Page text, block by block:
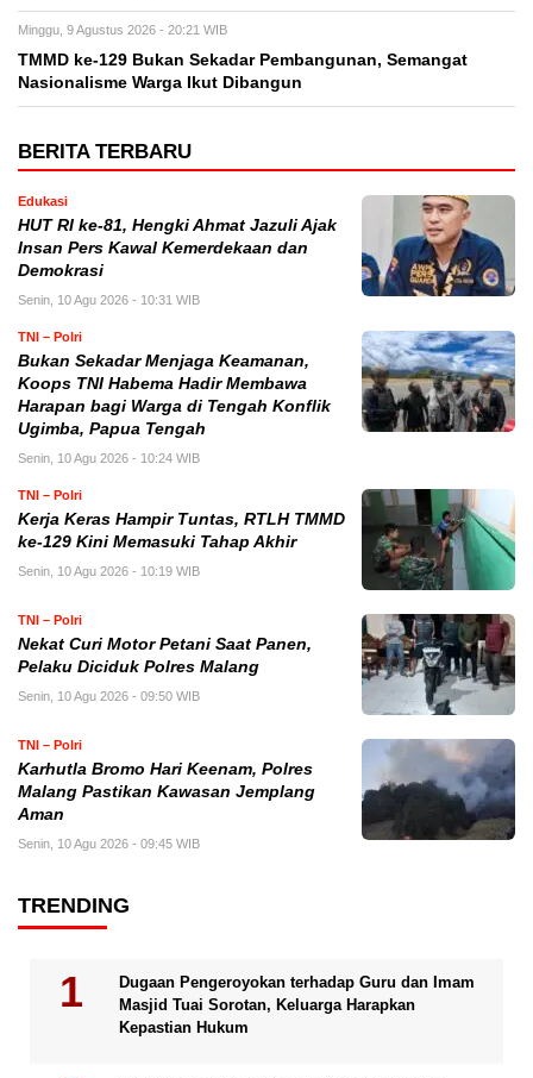
Minggu, 9 Agustus 2026 - 20:21 WIB
TMMD ke-129 Bukan Sekadar Pembangunan, Semangat
Nasionalisme Warga Ikut Dibangun
BERITA TERBARU
Edukasi
HUT RI ke-81, Hengki Ahmat Jazuli Ajak
Insan Pers Kawal Kemerdekaan dan
Demokrasi
Senin, 10 Agu 2026 - 10:31 WIB
TNI – Polri
Bukan Sekadar Menjaga Keamanan,
Koops TNI Habema Hadir Membawa
Harapan bagi Warga di Tengah Konflik
Ugimba, Papua Tengah
Senin, 10 Agu 2026 - 10:24 WIB
TNI – Polri
Kerja Keras Hampir Tuntas, RTLH TMMD
ke-129 Kini Memasuki Tahap Akhir
Senin, 10 Agu 2026 - 10:19 WIB
TNI – Polri
Nekat Curi Motor Petani Saat Panen,
Pelaku Diciduk Polres Malang
Senin, 10 Agu 2026 - 09:50 WIB
TNI – Polri
Karhutla Bromo Hari Keenam, Polres
Malang Pastikan Kawasan Jemplang
Aman
Senin, 10 Agu 2026 - 09:45 WIB
TRENDING
Dugaan Pengeroyokan terhadap Guru dan Imam
Masjid Tuai Sorotan, Keluarga Harapkan
Kepastian Hukum